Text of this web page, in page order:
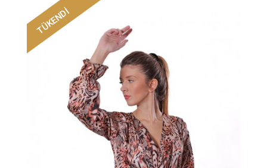
TÜKENDİ